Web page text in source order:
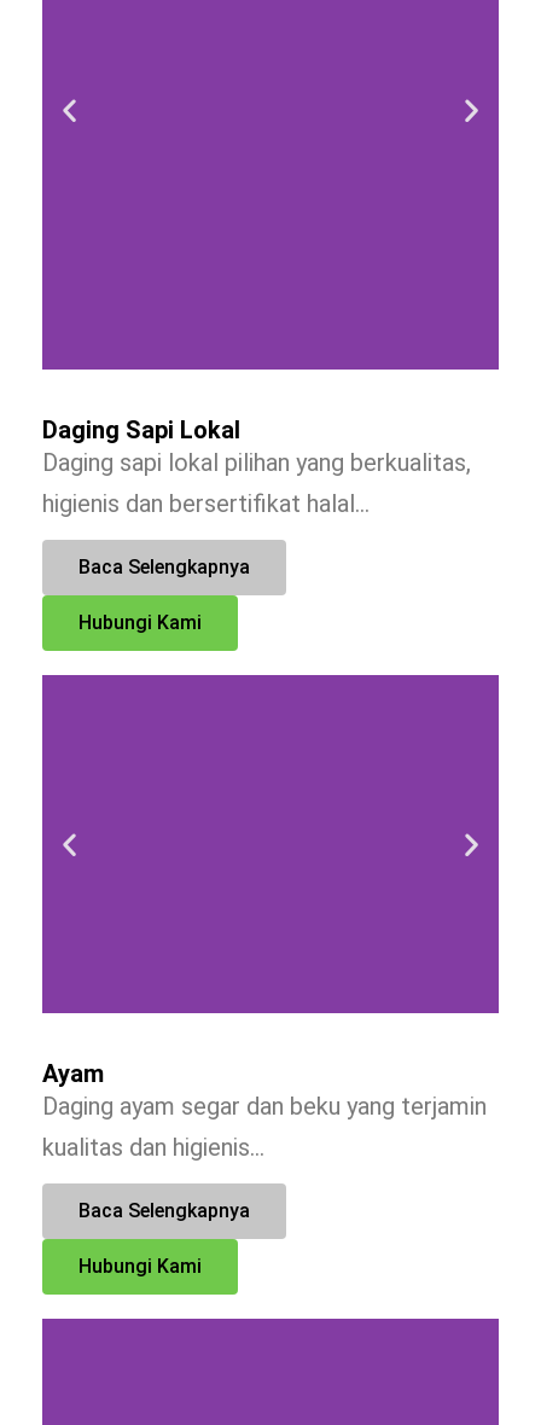
Daging Sapi Lokal
Daging sapi lokal pilihan yang berkualitas,
higienis dan bersertifikat halal…
Baca Selengkapnya
Hubungi Kami
Ayam
Daging ayam segar dan beku yang terjamin
kualitas dan higienis…
Baca Selengkapnya
Hubungi Kami